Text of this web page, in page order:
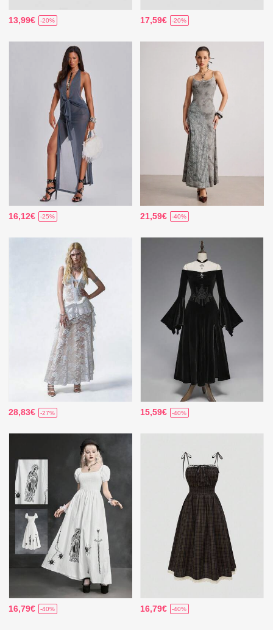
13,99€ -20% 17,59€ -20%
16,12€ -25% 21,59€ -40%
28,83€ -27% 15,59€ -40%
16,79€ -40% 16,79€ -40%